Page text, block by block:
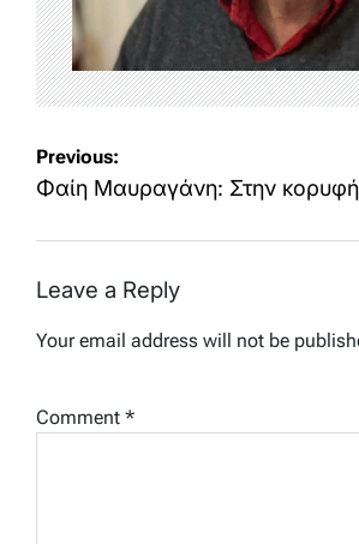
Post
navigation
Previous:
Φαίη Μαυραγάνη: Στην κορυφή
Leave a Reply
Your email address will not be
Comment *